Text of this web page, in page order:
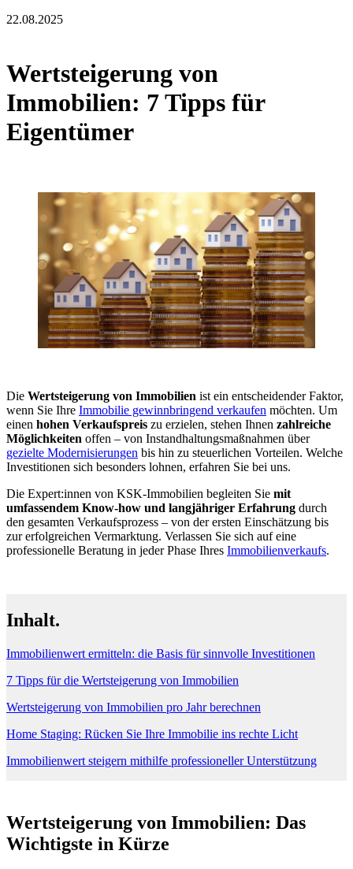
22.08.2025
Wertsteigerung von
Immobilien: 7 Tipps für
Eigentümer
Die Wertsteigerung von Immobilien ist ein entscheidender Faktor,
wenn Sie Ihre Immobilie gewinnbringend verkaufen möchten. Um
einen hohen Verkaufspreis zu erzielen, stehen Ihnen zahlreiche
Möglichkeiten offen – von Instandhaltungsmaßnahmen über
gezielte Modernisierungen bis hin zu steuerlichen Vorteilen. Welche
Investitionen sich besonders lohnen, erfahren Sie bei uns.
Die Expert:innen von KSK-Immobilien begleiten Sie mit
umfassendem Know-how und langjähriger Erfahrung durch
den gesamten Verkaufsprozess – von der ersten Einschätzung bis
zur erfolgreichen Vermarktung. Verlassen Sie sich auf eine
professionelle Beratung in jeder Phase Ihres Immobilienverkaufs.
Inhalt.
Immobilienwert ermitteln: die Basis für sinnvolle Investitionen
7 Tipps für die Wertsteigerung von Immobilien
Wertsteigerung von Immobilien pro Jahr berechnen
Home Staging: Rücken Sie Ihre Immobilie ins rechte Licht
Immobilienwert steigern mithilfe professioneller Unterstützung
Wertsteigerung von Immobilien: Das
Wichtigste in Kürze